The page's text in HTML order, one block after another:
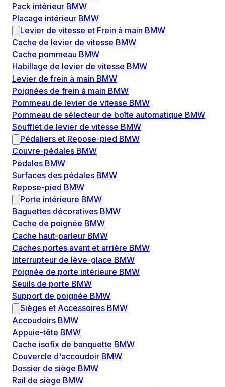
Pack intérieur BMW
Placage intérieur BMW
Levier de vitesse et Frein à main BMW
Cache de levier de vitesse BMW
Cache pommeau BMW
Habillage de levier de vitesse BMW
Levier de frein à main BMW
Poignées de frein à main BMW
Pommeau de levier de vitesse BMW
Pommeau de sélecteur de boîte automatique BMW
Soufflet de levier de vitesse BMW
Pédaliers et Repose-pied BMW
Couvre-pédales BMW
Pédales BMW
Surfaces des pédales BMW
Repose-pied BMW
Porte intérieure BMW
Baguettes décoratives BMW
Cache de poignée BMW
Cache haut-parleur BMW
Caches portes avant et arrière BMW
Interrupteur de lève-glace BMW
Poignée de porte intérieure BMW
Seuils de porte BMW
Support de poignée BMW
Sièges et Accessoires BMW
Accoudoirs BMW
Appuie-tête BMW
Cache isofix de banquette BMW
Couvercle d'accoudoir BMW
Dossier de siège BMW
Rail de siège BMW